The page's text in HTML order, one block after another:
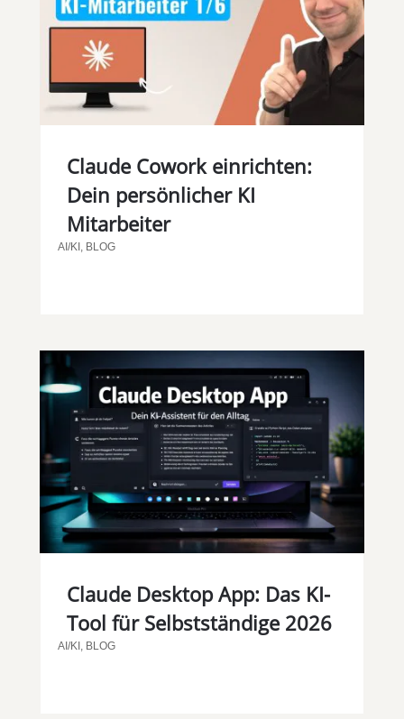
Claude Cowork einrichten:
Dein persönlicher KI
Mitarbeiter
AI/KI, BLOG
Claude Desktop App: Das KI-
Tool für Selbstständige 2026
AI/KI , BLOG